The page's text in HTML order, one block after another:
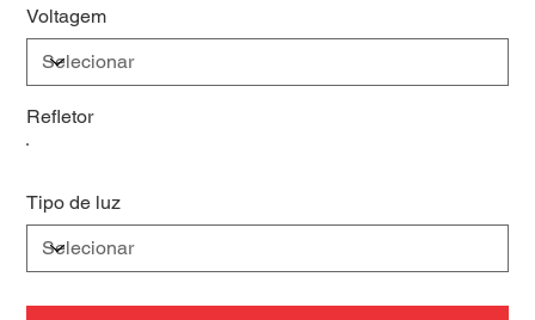
Voltagem
Refletor
Tipo de luz